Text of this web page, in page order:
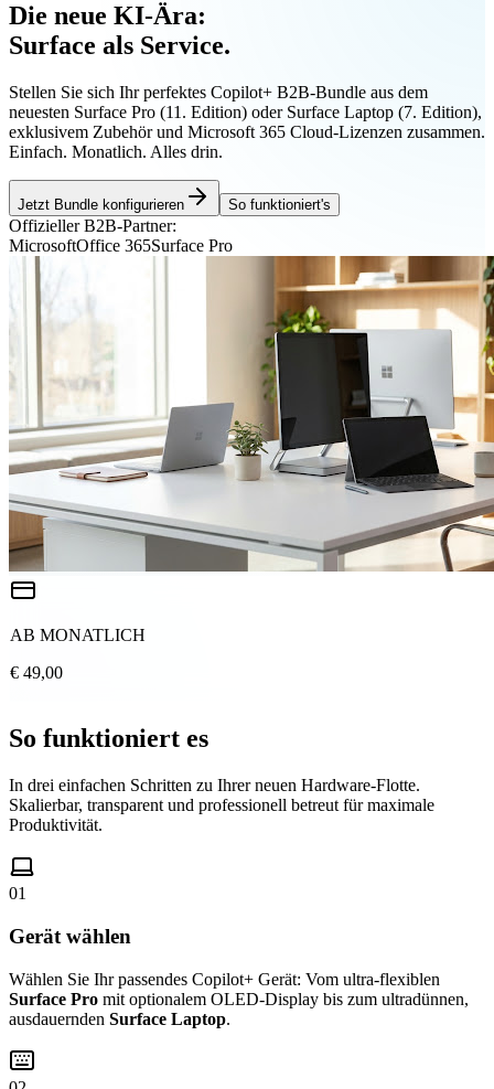
Die neue KI-Ära:
Surface als Service.
Stellen Sie sich Ihr perfektes Copilot+ B2B-Bundle aus dem
neuesten Surface Pro (11. Edition) oder Surface Laptop (7. Edition),
exklusivem Zubehör und Microsoft 365 Cloud-Lizenzen zusammen.
Einfach. Monatlich. Alles drin.
Jetzt Bundle konfigurieren So funktioniert's
Offizieller B2B-Partner:
MicrosoftOffice 365Surface Pro
AB MONATLICH
€ 49,00
So funktioniert es
In drei einfachen Schritten zu Ihrer neuen Hardware-Flotte.
Skalierbar, transparent und professionell betreut für maximale
Produktivität.
01
Gerät wählen
Wählen Sie Ihr passendes Copilot+ Gerät: Vom ultra-flexiblen
Surface Pro mit optionalem OLED-Display bis zum ultradünnen,
ausdauernden Surface Laptop.